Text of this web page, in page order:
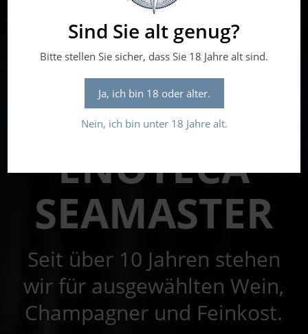
Sind Sie alt genug?
Bitte stellen Sie sicher, dass Sie 18 Jahre alt sind.
Ja, ich bin 18 oder älter.
Nein, ich bin unter 18 Jahre alt.
ENOTECA
SEAMASTER
Seit über 10 Jahren stehen
wir für ausgewählten Wein,
Champagner und Feinkost.